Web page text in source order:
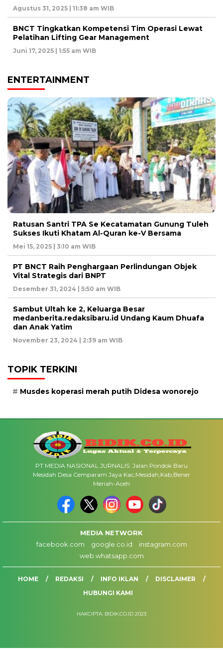
Agustus 31, 2025 | 11:38 am WIB
BNCT Tingkatkan Kompetensi Tim Operasi Lewat
Pelatihan Lifting Gear Management
Juni 17, 2025 | 1:55 am WIB
ENTERTAINMENT
Ratusan Santri TPA Se Kecatamatan Gunung Tuleh
Sukses Ikuti Khatam Al-Quran ke-V Bersama
Mei 15, 2025 | 3:10 am WIB
PT BNCT Raih Penghargaan Perlindungan Objek
Vital Strategis dari BNPT
Desember 31, 2024 | 5:50 am WIB
Sambut Ultah ke 2, Keluarga Besar
medanberita.redaksibaru.id Undang Kaum Dhuafa
dan Anak Yatim
November 23, 2024 | 2:39 am WIB
TOPIK TERKINI
Musdes koperasi merah putih Didesa wonorejo
PT MEDIA NASIONAL JURNALIS: Jalan Pondok Baru
Mesidah Desa Cemparam Jaya Kac,Mesidah,Kab,Bener
Meriah-Aceh
MEDIA NETWORK
facebook.com
google.co.id
instagram.com
web.whatsapp.com
HOME REDAKSI INFO IKLAN
DISCLAIMER
HUBUNGI KAMI
HAKCIPTA: BIDIK.CO.ID 2023